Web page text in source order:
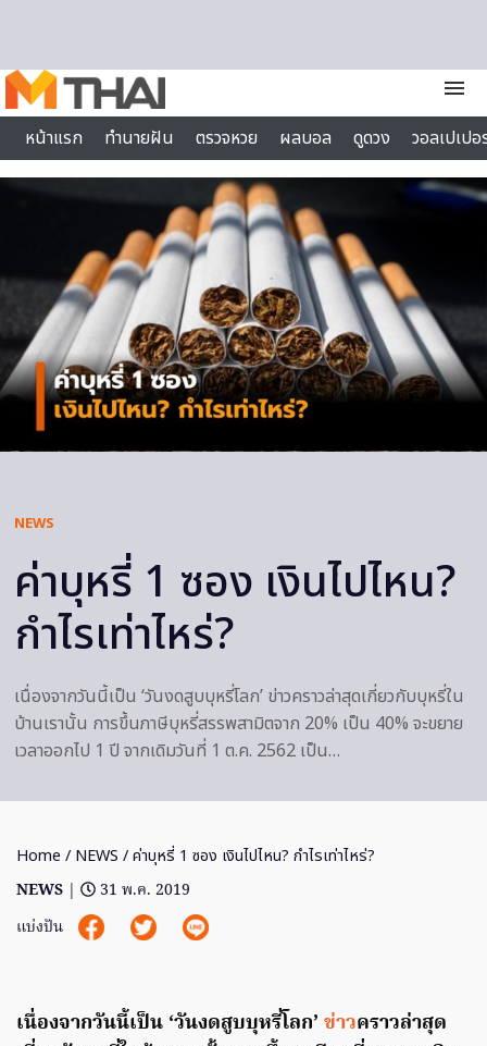
menu
หน้าแรก
ทำนายฝัน ตรวจหวย ผลบอล ดูดวง
วอลเปเป
ไลฟ์สไตล์
NEWS
ค่าบุหรี่ 1 ซอง เงินไปไหน?
กำไรเท่าไหร่?
เนื่องจากวันนี้เป็น ‘วันงดสูบบุหรี่โลก’ ข่าวคราวล่าสุดเกี่ยวกับบุหรี่ใน
บ้านเรานั้น การขึ้นภาษีบุหรี่สรรพสามิตจาก 20% เป็น 40% จะขยาย
เวลาออกไป 1 ปี จากเดิมวันที่ 1 ต.ค. 2562 เป็น…
Home / NEWS / ค่าบุหรี่ 1 ซอง เงินไปไหน? กำไรเท่าไหร่?
NEWS |
31 พ.ค. 2019
แบ่งปัน
เนื่องจากวันนี้เป็น ‘วันงดสูบบุหรี่โลก’ ข่าวคราวล่าสุด